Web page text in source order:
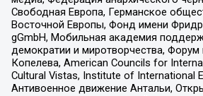
Свободная Европа, Германское
Восточной Европы, Фонд имени
gGmbH, Мобильная академия
демократии и миротворчества,
Копелева, American Councils for
Cultural Vistas, Institute of International
Антивоенное движение Антальи,